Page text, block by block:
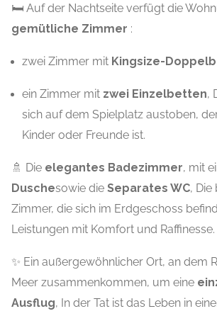
🛏️ Auf der Nachtseite verfügt die
gemütliche Zimmer :
zwei Zimmer mit Kingsize-
ein Zimmer mit zwei Einzelbetten,
sich auf dem Spielplatz austoben,
Kinder oder Freunde ist.
🚿 Die elegantes Badezimmer, mit
Duschesowie die Separates WC, Die
Zimmer, die sich im Erdgeschoss
Leistungen mit Komfort und Raffinesse.
✨ Ein außergewöhnlicher Ort, an dem
Meer zusammenkommen, um eine
Ausflug, In der Tat ist das Leben in